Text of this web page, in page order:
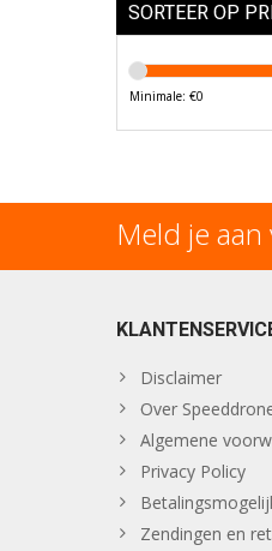
SORTEER OP
Minimale: €0
Meld je
Disclaimer
Over
Algemene
Privacy Policy
Zendingen en